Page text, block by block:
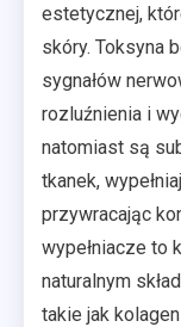
estetycznej,
skóry. Toksyna
sygnałów
rozluźnienia i
natomiast są
tkanek,
przywracając
wypełniacze to
naturalnym
takie jak